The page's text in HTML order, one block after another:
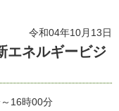
令和04年10月13日
ネルギービジ
16時00分